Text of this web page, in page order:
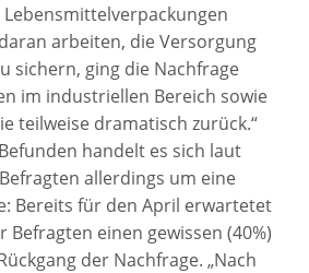
arbeiten, die Versorgung
sichern, ging die Nachfrage
im industriellen Bereich sowie
teilweise dramatisch zurück.“
handelt es sich laut
allerdings um eine
Bereits für den April erwartetet
Befragten einen gewissen (40%)
der Nachfrage. „Nach